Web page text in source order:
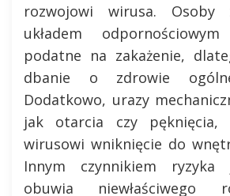
rozwojowi wirusa. Osoby
układem
podatne na zakażenie,
dbanie o zdrowie
Dodatkowo, urazy
jak otarcia czy pęknięcia,
wirusowi wniknięcie do
Innym czynnikiem ryzyka
obuwia niewłaściwego